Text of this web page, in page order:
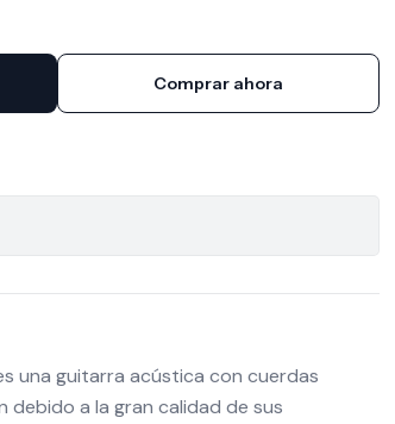
Comprar ahora
una guitarra acústica con cuerdas
a la gran calidad de sus